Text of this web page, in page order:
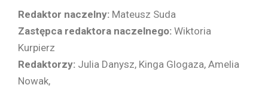
Redaktor naczelny: Mateusz Suda
Zastępca redaktora naczelnego: Wiktoria
Kurpierz
Redaktorzy: Julia Danysz, Kinga Glogaza, Amelia
Nowak,